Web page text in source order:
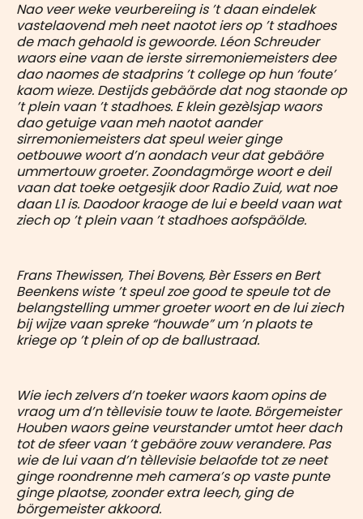
Nao veer weke veurbereiing is ’t daan eindelek
vastelaovend meh neet naotot iers op ’t stadhoes
de mach gehaold is gewoorde. Léon Schreuder
waors eine vaan de ierste sirremoniemeisters dee
dao naomes de stadprins ’t college op hun ‘foute’
kaom wieze. Destijds gebäörde dat nog staonde op
’t plein vaan ’t stadhoes. E klein gezèlsjap waors
dao getuige vaan meh naotot aander
sirremoniemeisters dat speul weier ginge
oetbouwe woort d’n aondach veur dat gebäöre
ummertouw groeter. Zoondagmörge woort e deil
vaan dat toeke oetgesjik door Radio Zuid, wat noe
daan L1 is. Daodoor kraoge de lui e beeld vaan wat
ziech op ’t plein vaan ’t stadhoes aofspäölde.
Frans Thewissen, Thei Bovens, Bèr Essers en Bert
Beenkens wiste ’t speul zoe good te speule tot de
belangstelling ummer groeter woort en de lui ziech
bij wijze vaan spreke “houwde” um ’n plaots te
kriege op ’t plein of op de ballustraad.
Wie iech zelvers d’n toeker waors kaom opins de
vraog um d’n tèllevisie touw te laote. Börgemeister
Houben waors geine veurstander umtot heer dach
tot de sfeer vaan ’t gebäöre zouw verandere. Pas
wie de lui vaan d’n tèllevisie belaofde tot ze neet
ginge roondrenne meh camera’s op vaste punte
ginge plaotse, zoonder extra leech, ging de
börgemeister akkoord.